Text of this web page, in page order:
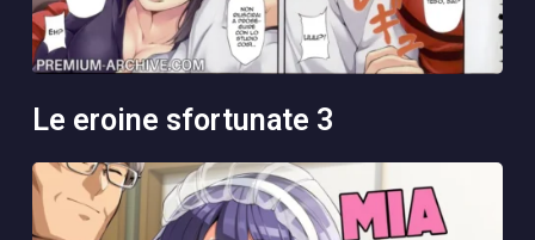
le eroine sfortunate 3